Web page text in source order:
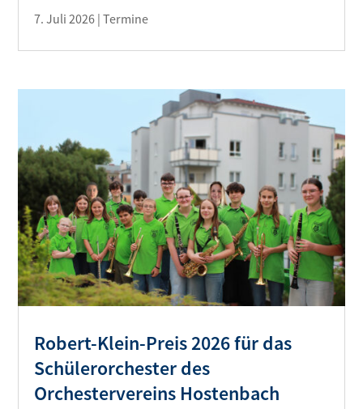
7. Juli 2026 |Termine
Robert-Klein-Preis 2026 für das
Schülerorchester des
Orchestervereins Hostenbach